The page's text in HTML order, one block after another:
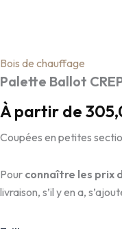
Bois de chauffage
Palette Ballot
À partir de
Coupées en petites
Pour connaître les prix
livraison, s’il y en a,
quantité